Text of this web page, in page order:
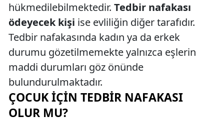
hükmedilebilmektedir. Tedbir nafakası
ödeyecek kişi ise evliliğin diğer tarafıdır.
Tedbir nafakasında kadın ya da erkek
durumu gözetilmemekte yalnızca eşlerin
maddi durumları göz önünde
bulundurulmaktadır.
ÇOCUK İÇIN TEDBIR NAFAKASI
OLUR MU?